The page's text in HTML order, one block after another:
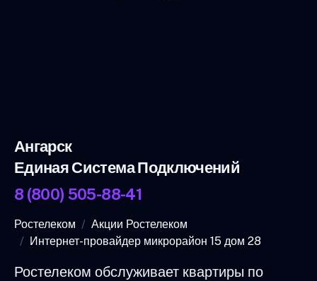
Ангарск
Единая Система Подключений
8 (800) 505-88-41
Ростелеком
Акции Ростелеком
Интернет-провайдер микрорайон 15 дом 28
Ростелеком обслуживает квартиры по